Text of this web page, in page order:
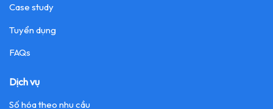
Case study
Tuyển dụng
FAQs
Dịch vụ
Số hóa theo nhu cầu